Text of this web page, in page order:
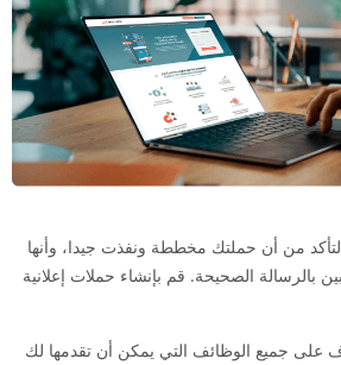
التأكد من أن حملتك مخططة ونفذت جيدا، وأنها
بالرسالة الصحيحة. قم بإنشاء حملات إعلانية
على جميع الوظائف التي يمكن أن تقدمها لك